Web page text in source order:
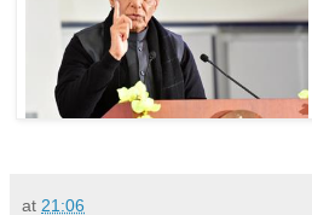
at 21:06